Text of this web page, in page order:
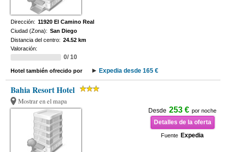
Dirección: 11920 El Camino Real
Ciudad (Zona): San Diego
Distancia del centro: 24.52 km
Valoración:
0/ 10
Hotel también ofrecido por Expedia desde 165 €
Bahia Resort Hotel
Mostrar en el mapa
Desde 253 € por noche
Detalles de la oferta
Fuente Expedia